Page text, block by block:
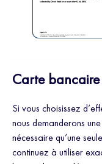
Carte bancaire
Si vous choisissez
nous demanderons
nécessaire qu’une
continuez à utiliser